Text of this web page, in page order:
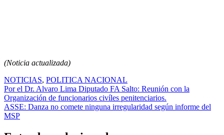
(Noticia actualizada)
NOTICIAS, POLITICA NACIONAL
Navegación
de
entradas
Por el Dr. Alvaro Lima Diputado FA Salto: Reunión con la
Organización de funcionarios civíles penitenciarios.
ASSE: Danza no comete ninguna irregularidad según informe del
MSP